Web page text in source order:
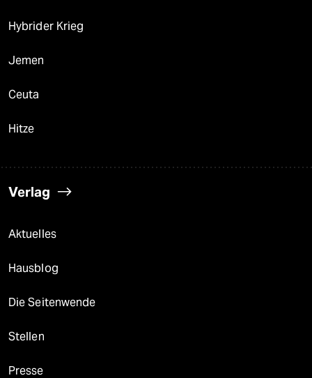
Hybrider Krieg
Jemen
Ceuta
Hitze
Verlag
Aktuelles
Hausblog
Die Seitenwende
Stellen
Presse